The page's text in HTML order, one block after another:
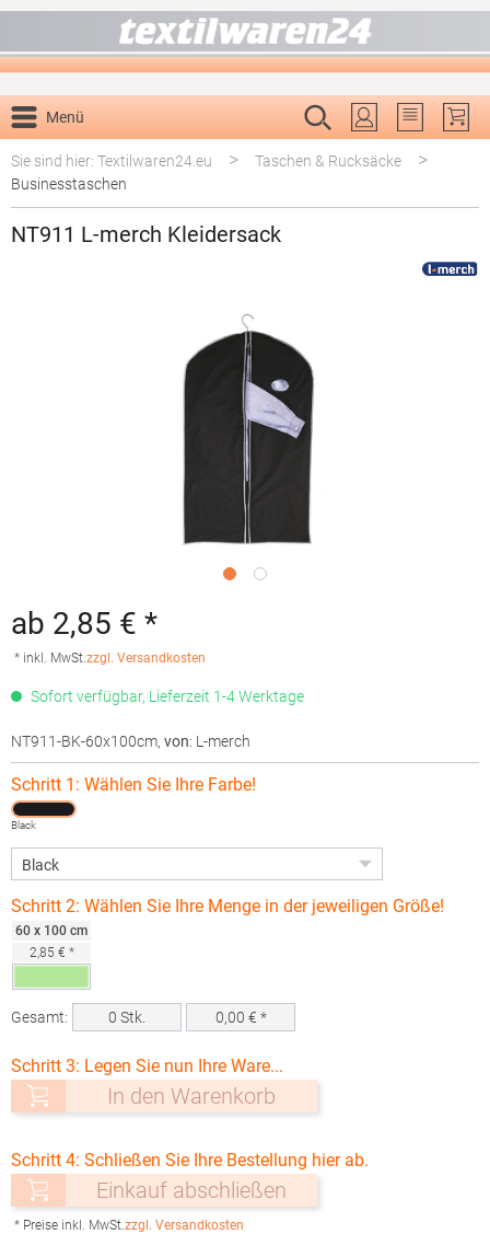
Menü
Du hast 0
Sie sind hier: Textilwaren24.eu
> Taschen & Rucksäcke >
Businesstaschen
NT911 L-merch Kleidersack
ab 2,85 € *
* inkl. MwSt.zzgl. Versandkosten
Sofort verfügbar, Lieferzeit 1-4 Werktage
NT911-BK-60x100cm, von: L-merch
Schritt 1: Wählen Sie Ihre Farbe!
Black
Schritt 2: Wählen Sie Ihre Menge in der jeweiligen Größe!
60 x 100 cm
2,85 € *
Gesamt: 0 Stk. 0,00 € *
Schritt 3: Legen Sie nun Ihre Ware...
In den Warenkorb
Schritt 4: Schließen Sie Ihre Bestellung hier ab.
Einkauf abschließen
* Preise inkl. MwSt.zzgl. Versandkosten